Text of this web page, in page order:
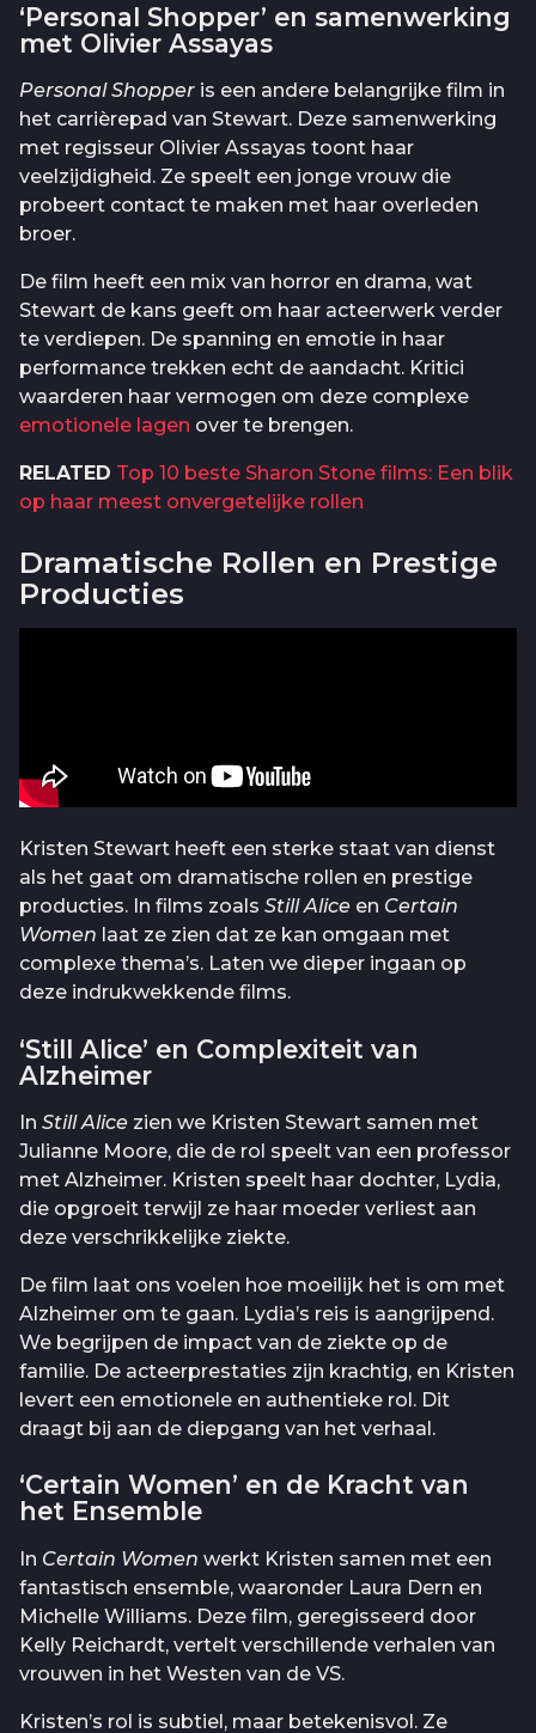
‘Personal Shopper’ en samenwerking
met Olivier Assayas
Personal Shopper is een andere belangrijke film in
het carrièrepad van Stewart. Deze samenwerking
met regisseur Olivier Assayas toont haar
veelzijdigheid. Ze speelt een jonge vrouw die
probeert contact te maken met haar overleden
broer.
De film heeft een mix van horror en drama, wat
Stewart de kans geeft om haar acteerwerk verder
te verdiepen. De spanning en emotie in haar
performance trekken echt de aandacht. Kritici
waarderen haar vermogen om deze complexe
emotionele lagen over te brengen.
RELATED Top 10 beste Sharon Stone films: Een blik
op haar meest onvergetelijke rollen
Dramatische Rollen en Prestige
Producties
Kristen Stewart heeft een sterke staat van dienst
als het gaat om dramatische rollen en prestige
producties. In films zoals Still Alice en Certain
Women laat ze zien dat ze kan omgaan met
complexe thema’s. Laten we dieper ingaan op
deze indrukwekkende films.
‘Still Alice’ en Complexiteit van
Alzheimer
In Still Alice zien we Kristen Stewart samen met
Julianne Moore, die de rol speelt van een professor
met Alzheimer. Kristen speelt haar dochter, Lydia,
die opgroeit terwijl ze haar moeder verliest aan
deze verschrikkelijke ziekte.
De film laat ons voelen hoe moeilijk het is om met
Alzheimer om te gaan. Lydia’s reis is aangrijpend.
We begrijpen de impact van de ziekte op de
familie. De acteerprestaties zijn krachtig, en Kristen
levert een emotionele en authentieke rol. Dit
draagt bij aan de diepgang van het verhaal.
‘Certain Women’ en de Kracht van
het Ensemble
In Certain Women werkt Kristen samen met een
fantastisch ensemble, waaronder Laura Dern en
Michelle Williams. Deze film, geregisseerd door
Kelly Reichardt, vertelt verschillende verhalen van
vrouwen in het Westen van de VS.
Kristen’s rol is subtiel, maar betekenisvol. Ze